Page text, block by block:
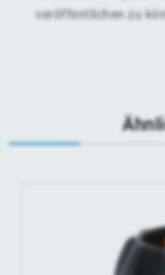
veröffentlichen zu